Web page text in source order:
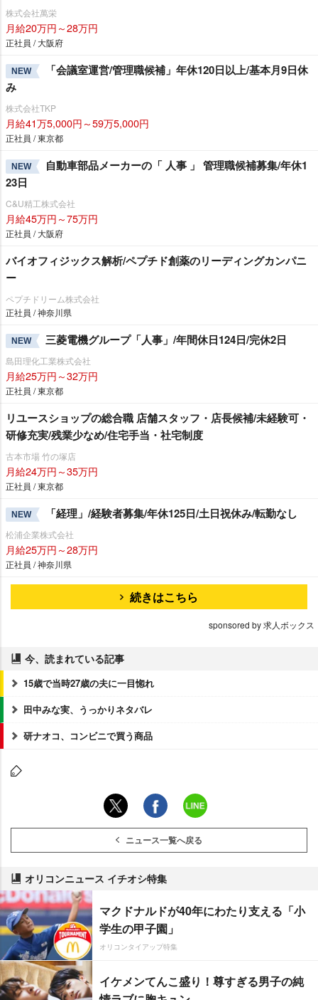
株式会社萬栄
月給20万円～28万円
正社員 / 大阪府
NEW
「会議室運営/管理職候補」年休120日以上/基本月9日休
み
株式会社TKP
月給41万5,000円～59万5,000円
正社員 / 東京都
NEW
自動車部品メーカーの「 人事 」 管理職候補募集/年休1
23日
C&U精工株式会社
月給45万円～75万円
正社員 / 大阪府
バイオフィジックス解析/ペプチド創薬のリーディングカンパニ
ー
ペプチドリーム株式会社
正社員 / 神奈川県
NEW 三菱電機グループ「人事」/年間休日124日/完休2日
島田理化工業株式会社
月給25万円～32万円
正社員 / 東京都
リユースショップの総合職 店舗スタッフ・店長候補/未経験可・
研修充実/残業少なめ/住宅手当・社宅制度
古本市場 竹の塚店
月給24万円～35万円
正社員 / 東京都
NEW 「経理」/経験者募集/年休125日/土日祝休み/転勤なし
松浦企業株式会社
月給25万円～28万円
正社員 / 神奈川県
続きはこちら
sponsored by 求人ボックス
今、読まれている記事
15歳で当時27歳の夫に一目惚れ
田中みな実、うっかりネタバレ
研ナオコ、コンビニで買う商品
ニュース一覧へ戻る
オリコンニュース イチオシ特集
マクドナルドが40年にわたり支える「小
学生の甲子園」
オリコンタイアップ特集
イケメンてんこ盛り！尊すぎる男子の純